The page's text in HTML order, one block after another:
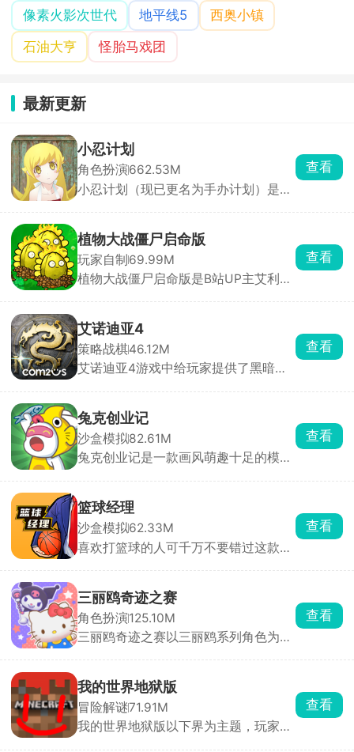
像素火影次世代 地平线5
西奥小镇
石油大亨
怪胎马戏团
最新更新
小忍计划
角色扮演662.53M
小忍计划（现已更名为手办计划）是一
少女小忍刻画得生动形象，多样的地图
场景搭配随场景变化的音效，带来别具
一格的体验。它集养成、互动和冒险于
一体，操作简单易上手，打破传统恋爱
迅速升温，体验甜蜜恋爱。游戏还有独
特的服装系统，玩家可随心为小忍搭配
穿着，甚至亲手设计独一无二的华丽衣
服。在这里，你能沉浸式感受与虚拟角
查看
植物大战僵尸启命版
玩家自制69.99M
植物大战僵尸启命版是B站UP主艾利斯
日葵等特色植物与僵尸。游戏不仅保留
了抵御僵尸的核心玩法，更通过多样关
卡地图、新增的铲子与推车机制，极大
提升了策略性与操作性。推车可移动已
查看
艾诺迪亚4
策略战棋46.12M
艾诺迪亚4游戏中给玩家提供了黑暗骑
宝石镶嵌及佣兵团技能等玩法，全新关
卡和地下城冒险‌。游戏背景为艾诺迪亚
中两个势力的斗争故事，玩家将见证它
们的结局。
查看
兔克创业记
沙盒模拟82.61M
兔克创业记是一款画风萌趣十足的模拟
者，开启属于自己的工厂经营之旅，掌
管一间专属的工厂车间。在这里，你将
带领一群个性鲜明、活力满满的兔子员
工，齐心协力搭建出一条条干净又卫生
气四溢的烤鸭，到清甜可口的珍珠奶
茶；从消暑解渴的西瓜棒冰，到曾经风
靡一时的大哥大手机，各种商品琳琅满
目。随着游戏进程推进，玩家能不断解
配人员，让工厂高效运转。看着自己的
工厂从默默无闻到逐渐壮大，那种成就
感油然而生，快来体验这场充满趣味与
挑战的创业之旅吧！
查看
篮球经理
沙盒模拟62.33M
喜欢打篮球的人可千万不要错过这款游
掌控球队运营。从招募潜力球员、精心
培养训练，到高薪签约知名教练；从巧
妙安排战术布局，到精细管理财务收
支，每一项事务都需你亲力亲为，沉浸
时，在球员市场中慧眼识珠，挖掘最具
潜力的新秀，组建属于自己的梦幻球
队。制定合理战术与轮换策略，带领球
队与各地经理人们展开激烈角逐。凭借
查看
三丽鸥奇迹之赛
角色扮演125.10M
三丽鸥奇迹之赛以三丽鸥系列角色为主
友在明星小镇悠闲和平发展，也能投身
竞技模式，来一场热血比拼。多样的地
图场景，任你自由探索，处处藏着惊
喜。这里有赛车决斗、障碍挑战等创新
查看
我的世界地狱版
冒险解谜71.91M
我的世界地狱版以下界为主题，玩家从
查看